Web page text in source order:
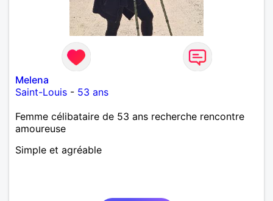
Melena
Saint-Louis - 53 ans
Femme célibataire de 53 ans recherche rencontre
amoureuse
Simple et agréable